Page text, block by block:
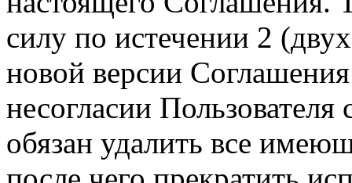
силу по истечении 2
новой версии
несогласии
обязан удалить все